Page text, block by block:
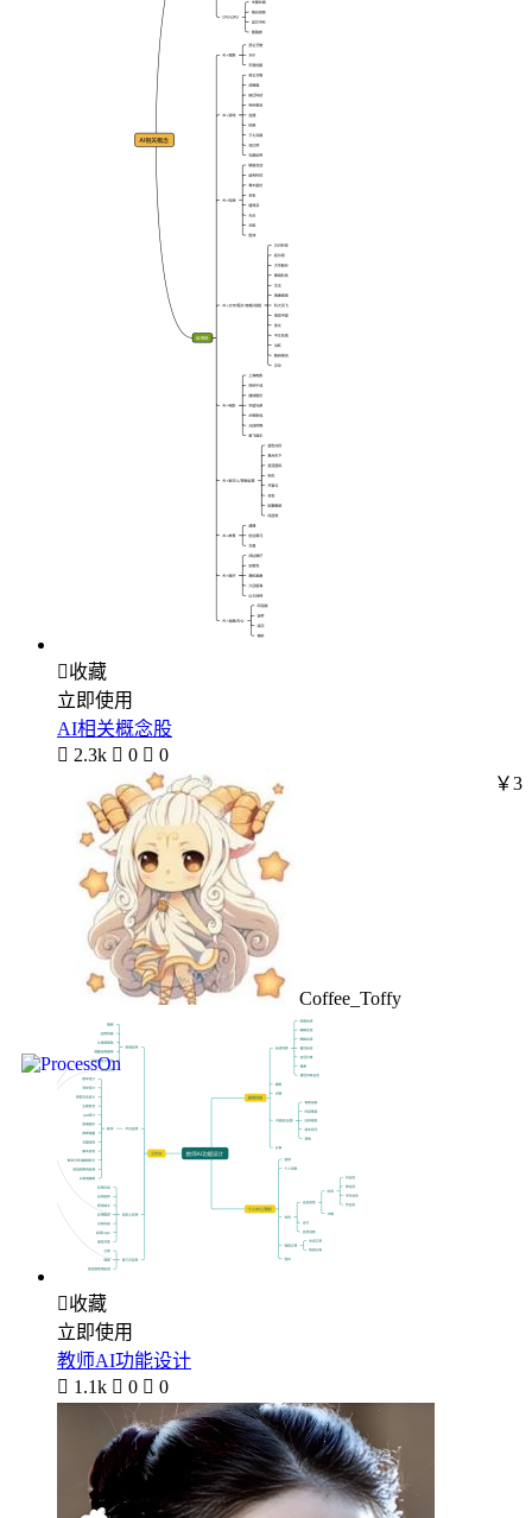
收藏
立即使用
AI相关概念股
 2.3k  0  0
Coffee_Toffy
￥3
收藏
立即使用
教师AI功能设计
 1.1k  0  0